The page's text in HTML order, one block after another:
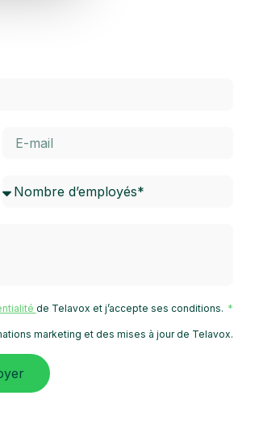
de Telavox et j’accepte ses conditions.
marketing et des mises à jour de Telavox.